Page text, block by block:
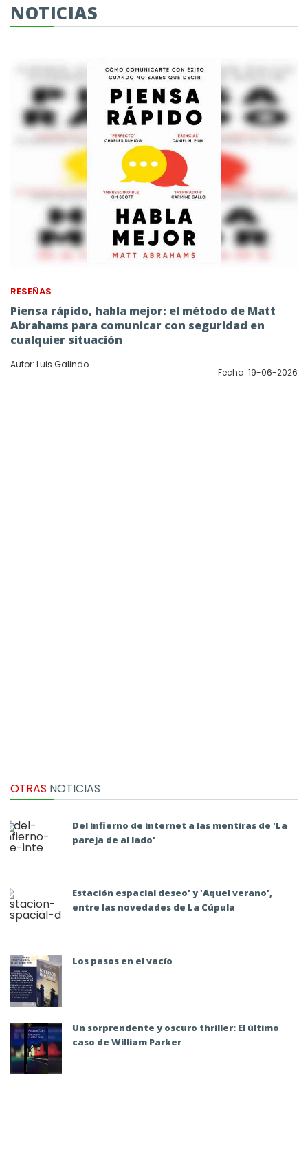
NOTICIAS
RESEÑAS
Piensa rápido, habla mejor: el método de Matt
Abrahams para comunicar con seguridad en
cualquier situación
Autor: Luis Galindo
Fecha: 19-06-2026
OTRAS NOTICIAS
Del infierno de internet a las mentiras de 'La
pareja de al lado'
Estación espacial deseo' y 'Aquel verano',
entre las novedades de La Cúpula
Los pasos en el vacío
Un sorprendente y oscuro thriller: El último
caso de William Parker